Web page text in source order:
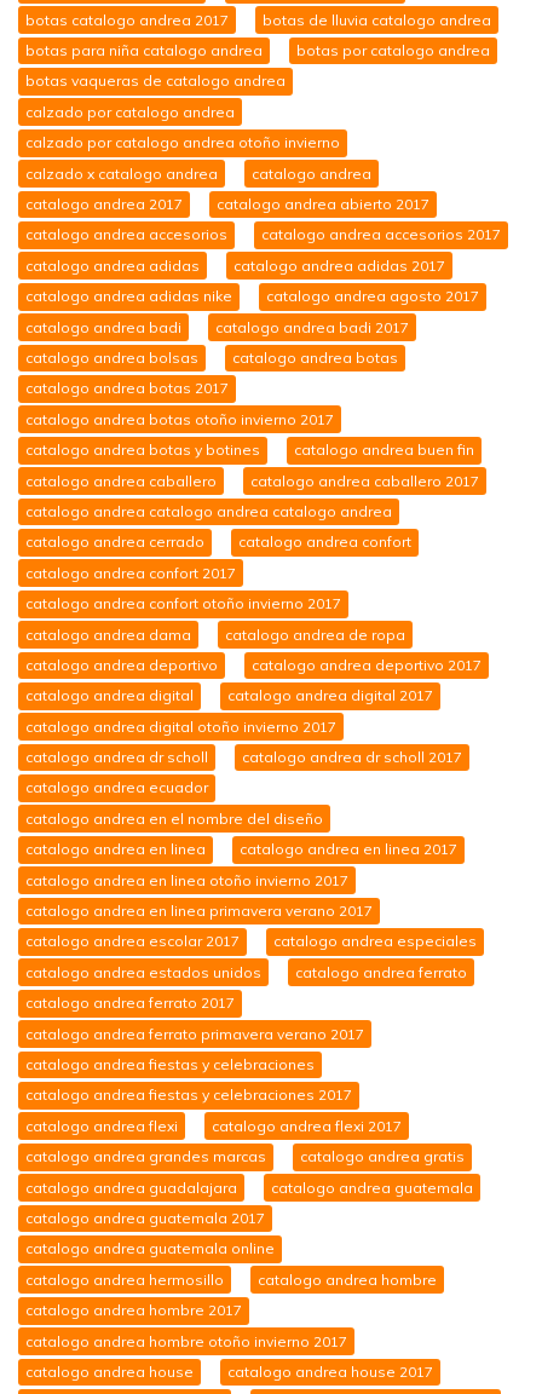
botas catalogo andrea 2017
botas de lluvia catalogo andrea
botas para niña catalogo andrea
botas por catalogo andrea
botas vaqueras de catalogo andrea
calzado por catalogo andrea
calzado por catalogo andrea otoño invierno
calzado x catalogo andrea
catalogo andrea
catalogo andrea 2017
catalogo andrea abierto 2017
catalogo andrea accesorios
catalogo andrea accesorios 2017
catalogo andrea adidas
catalogo andrea adidas 2017
catalogo andrea adidas nike
catalogo andrea agosto 2017
catalogo andrea badi
catalogo andrea badi 2017
catalogo andrea bolsas
catalogo andrea botas
catalogo andrea botas 2017
catalogo andrea botas otoño invierno 2017
catalogo andrea botas y botines
catalogo andrea buen fin
catalogo andrea caballero
catalogo andrea caballero 2017
catalogo andrea catalogo andrea catalogo andrea
catalogo andrea cerrado
catalogo andrea confort
catalogo andrea confort 2017
catalogo andrea confort otoño invierno 2017
catalogo andrea dama
catalogo andrea de ropa
catalogo andrea deportivo
catalogo andrea deportivo 2017
catalogo andrea digital
catalogo andrea digital 2017
catalogo andrea digital otoño invierno 2017
catalogo andrea dr scholl
catalogo andrea dr scholl 2017
catalogo andrea ecuador
catalogo andrea en el nombre del diseño
catalogo andrea en linea
catalogo andrea en linea 2017
catalogo andrea en linea otoño invierno 2017
catalogo andrea en linea primavera verano 2017
catalogo andrea escolar 2017
catalogo andrea especiales
catalogo andrea estados unidos
catalogo andrea ferrato
catalogo andrea ferrato 2017
catalogo andrea ferrato primavera verano 2017
catalogo andrea fiestas y celebraciones
catalogo andrea fiestas y celebraciones 2017
catalogo andrea flexi
catalogo andrea flexi 2017
catalogo andrea grandes marcas
catalogo andrea gratis
catalogo andrea guadalajara
catalogo andrea guatemala
catalogo andrea guatemala 2017
catalogo andrea guatemala online
catalogo andrea hermosillo
catalogo andrea hombre
catalogo andrea hombre 2017
catalogo andrea hombre otoño invierno 2017
catalogo andrea house
catalogo andrea house 2017